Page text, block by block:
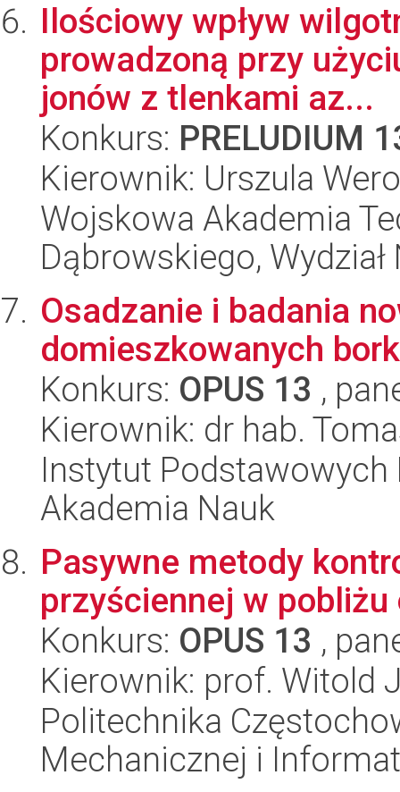
Ilościowy wpływ
prowadzoną przy
jonów z tlenkami az...
Konkurs: PRELUDIUM
Kierownik: Urszula
Wojskowa Akademia
Dąbrowskiego,
Osadzanie i badania
domieszkowanych
Konkurs: OPUS 13 ,
Kierownik: dr hab.
Instytut
Akademia Nauk
Pasywne metody
przyściennej w pobliżu
Konkurs: OPUS 13 ,
Kierownik: prof. Witold
Politechnika
Mechanicznej i